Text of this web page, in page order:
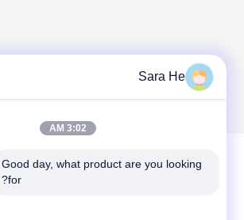
Sara He
3:02 AM
Good day, what product are you looking
for?